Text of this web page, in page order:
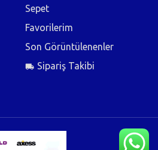
Sepet
Favorilerim
Son Görüntülenenler
Sipariş Takibi